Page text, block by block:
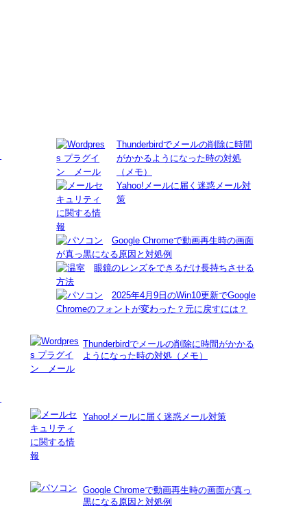
Thunderbirdでメールの削除に時間
がかかるようになった時の対処
（メモ）
Yahoo!メールに届く迷惑メール対
策
Google Chromeで動画再生時の画面
が真っ黒になる原因と対処例
眼鏡のレンズをできるだけ長持ちさせる
方法
2025年4月9日のWin10更新でGoogle
Chromeのフォントが変わった？元に戻すには？
Thunderbirdでメールの削除に時間がかかる
ようになった時の対処（メモ）
Yahoo!メールに届く迷惑メール対策
Google Chromeで動画再生時の画面が真っ
黒になる原因と対処例